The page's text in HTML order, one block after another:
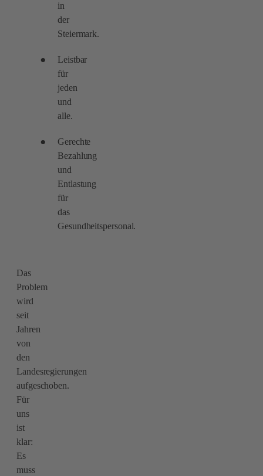
in
der
Steiermark.
Leistbar
für
jeden
und
alle.
Gerechte
Bezahlung
und
Entlastung
für
das
Gesundheitspersonal.
Das
Problem
wird
seit
Jahren
von
den
Landesregierungen
aufgeschoben.
Für
uns
ist
klar:
Es
muss